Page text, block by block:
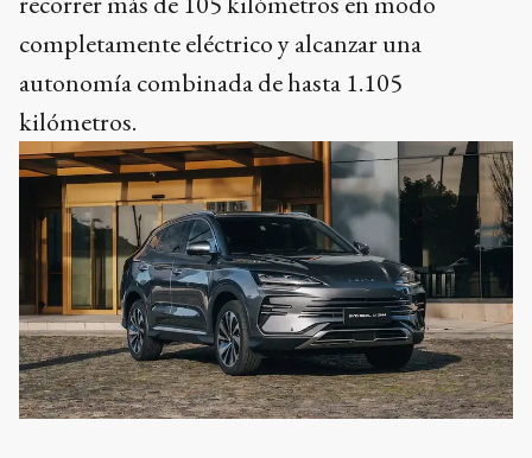
completamente eléctrico y alcanzar una
autonomía combinada de hasta 1.105
kilómetros.